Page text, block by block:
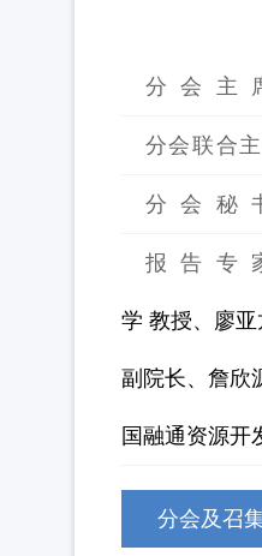
分会主
分会联合主
分会秘
报告专
学 教授、廖
副院长、詹欣
国融通资源开
分会及召